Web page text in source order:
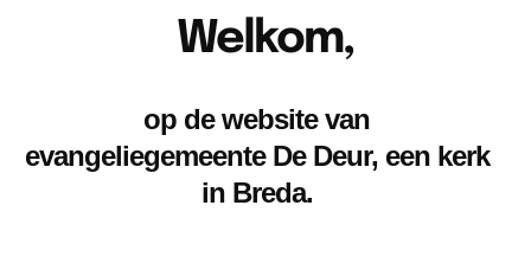
Welkom,
op de website van
evangeliegemeente De Deur, een kerk
in Breda.